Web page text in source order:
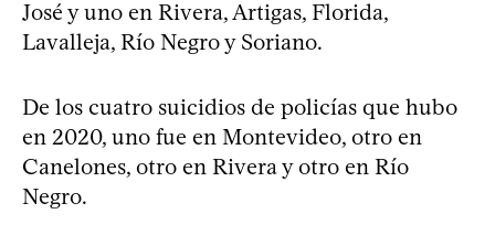
José y uno en Rivera, Artigas, Florida,
Lavalleja, Río Negro y Soriano.
De los cuatro suicidios de policías que hubo
en 2020, uno fue en Montevideo, otro en
Canelones, otro en Rivera y otro en Río
Negro.